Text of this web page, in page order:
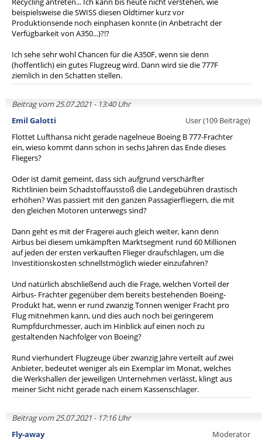
beispielsweise die SWISS diesen Oldtimer kurz vor
Produktionsende noch einphasen konnte (in Anbetracht der
Verfügbarkeit von A350...)?!?
Ich sehe sehr wohl Chancen für die A350F, wenn sie denn
(hoffentlich) ein gutes Flugzeug wird. Dann wird sie die 777F
ziemlich in den Schatten stellen.
Beitrag vom 25.07.2021 - 13:40 Uhr
Emil Galotti
User (109 Beiträge)
Flottet Lufthansa nicht gerade nagelneue Boeing B 777-Frachter
ein, wieso kommt dann schon in sechs Jahren das Ende dieses
Fliegers?
Oder ist damit gemeint, dass sich aufgrund verschärfter
Richtlinien beim Schadstoffausstoß die Landegebühren drastisch
erhöhen? Was passiert mit den ganzen Passagierfliegern, die mit
den gleichen Motoren unterwegs sind?
Dann geht es mit der Fragerei auch gleich weiter, kann denn
Airbus bei diesem umkämpften Marktsegment rund 60 Millionen
auf jeden der ersten verkauften Flieger draufschlagen, um die
Investitionskosten schnellstmöglich wieder einzufahren?
Und natürlich abschließend auch die Frage, welchen Vorteil der
Airbus- Frachter gegenüber dem bereits bestehenden Boeing-
Produkt hat, wenn er rund zwanzig Tonnen weniger Fracht pro
Flug mitnehmen kann, und dies auch noch bei geringerem
Rumpfdurchmesser, auch im Hinblick auf einen noch zu
gestaltenden Nachfolger von Boeing?
Rund vierhundert Flugzeuge über zwanzig Jahre verteilt auf zwei
Anbieter, bedeutet weniger als ein Exemplar im Monat, welches
die Werkshallen der jeweiligen Unternehmen verlässt, klingt aus
meiner Sicht nicht gerade nach einem Kassenschlager.
Beitrag vom 25.07.2021 - 17:16 Uhr
Fly-away
Moderator